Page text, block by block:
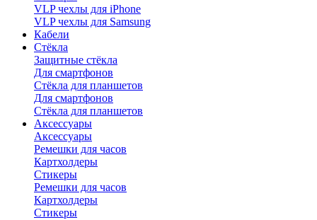
VLP чехлы для iPhone
VLP чехлы для Samsung
Кабели
Стёкла
Защитные стёкла
Для смартфонов
Стёкла для планшетов
Для смартфонов
Стёкла для планшетов
Аксессуары
Аксессуары
Ремешки для часов
Картхолдеры
Стикеры
Ремешки для часов
Картхолдеры
Стикеры